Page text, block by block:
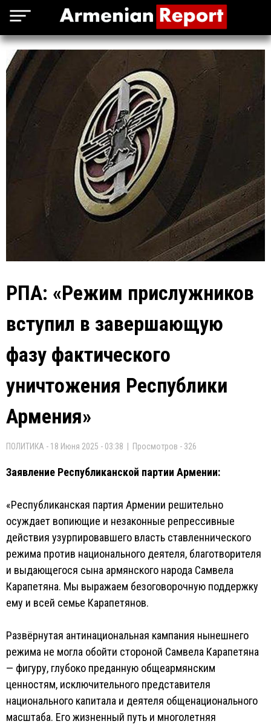
РПА: «Режим прислужников
вступил в завершающую
фазу фактического
уничтожения Республики
Армения»
ПОЛИТИКА - 18 Июня 2025 - 03:38 | Просмотров - 326
Заявление Республиканской партии Армении:
«Республиканская партия Армении решительно
осуждает вопиющие и незаконные репрессивные
действия узурпировавшего власть ставленнического
режима против национального деятеля, благотворителя
и выдающегося сына армянского народа Самвела
Карапетяна. Мы выражаем безоговорочную поддержку
ему и всей семье Карапетянов.
Развёрнутая антинациональная кампания нынешнего
режима не могла обойти стороной Самвела Карапетяна
— фигуру, глубоко преданную общеармянским
ценностям, исключительного представителя
национального капитала и деятеля общенационального
масштаба. Его жизненный путь и многолетняя